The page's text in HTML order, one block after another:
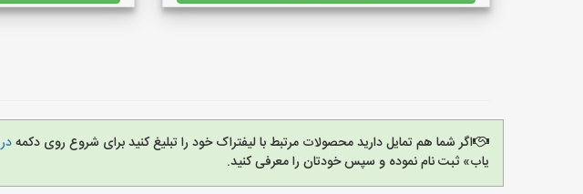
اگر شما هم تمایل دارید محصولات مرتبط با لیفتراک خود را تبلیغ کنید برای شروع روی دکمه
یاب» ثبت نام نموده و سپس خودتان را معرفی کنید.